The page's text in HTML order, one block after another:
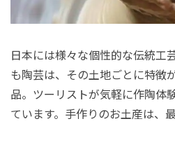
日本には様々な個性的な伝統工
も陶芸は、その土地ごとに特徴
品。ツーリストが気軽に作陶体
ています。手作りのお土産は、